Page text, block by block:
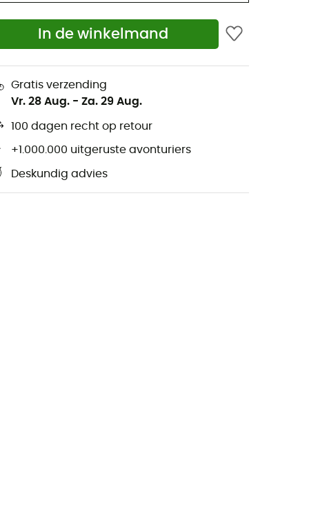
In de winkelmand
Gratis verzending
Vr. 28 Aug. - Za. 29 Aug.
100 dagen recht op retour
+1.000.000 uitgeruste avonturiers
Deskundig advies